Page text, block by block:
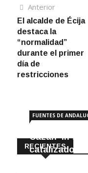
Navegación
de
entradas
AnteriorArtículo
anterior
El alcalde de Écija
destaca la
“normalidad”
durante el primer
día de
restricciones
RECIENTES
FUENTES DE
Cazan ‘in
catalizadores